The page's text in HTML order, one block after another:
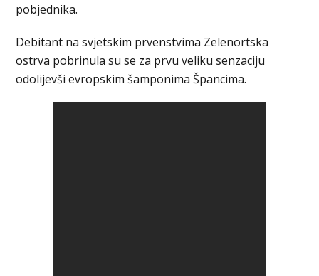
pobjednika.
Debitant na svjetskim prvenstvima Zelenortska
ostrva pobrinula su se za prvu veliku senzaciju
odolijevši evropskim šamponima Špancima.